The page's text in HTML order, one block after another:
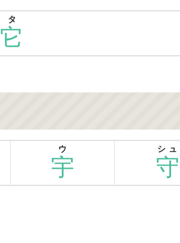
它
タ
宇
ウ
守
シュ